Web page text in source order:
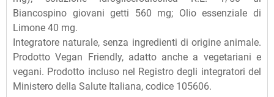
Biancospino giovani getti 560 mg; Olio essenziale di
Limone 40 mg.
Integratore naturale, senza ingredienti di origine animale.
Prodotto Vegan Friendly, adatto anche a vegetariani e
vegani. Prodotto incluso nel Registro degli integratori del
Ministero della Salute Italiana, codice 105606.